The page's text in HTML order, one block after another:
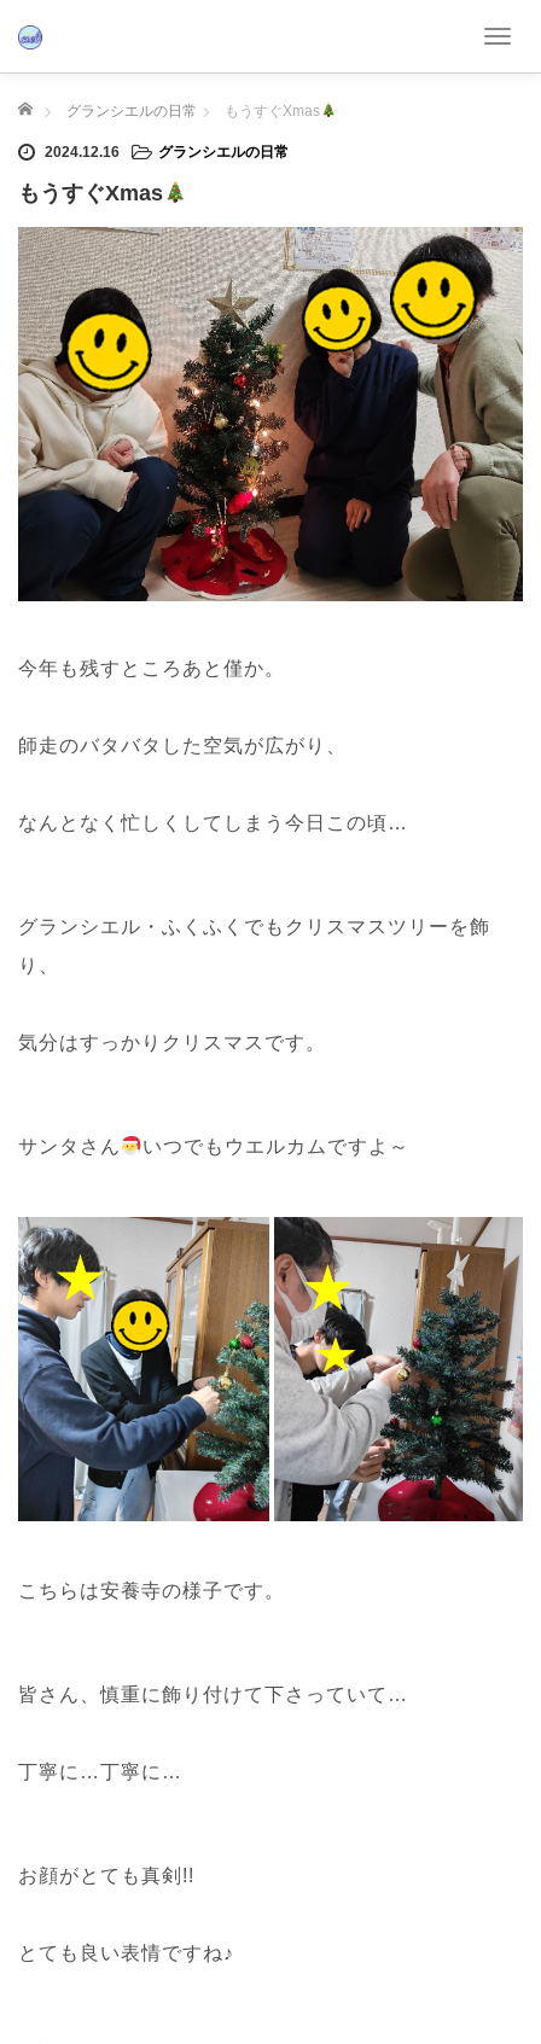
T
a
v
i
g
a
t
i
o
n
ホーム グランシエルの日常 もうすぐXmas
2024.12.16 グランシエルの日常
もうすぐXmas
今年も残すところあと僅か。
師走のバタバタした空気が広がり、
なんとなく忙しくしてしまう今日この頃…
グランシエル・ふくふくでもクリスマスツリーを飾
り、
気分はすっかりクリスマスです。
サンタさん いつでもウエルカムですよ～
こちらは安養寺の様子です。
皆さん、慎重に飾り付けて下さっていて…
丁寧に…丁寧に…
お顔がとても真剣!!
とても良い表情ですね♪